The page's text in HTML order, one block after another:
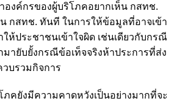
องค์กรของผู้บริโภคอยากเห็น กสทช.
กสทช. ทันที ในการให้ข้อมูลที่อาจเข้า
ห้ประชาชนเข้าใจผิด เช่นเดียวกับกรณี
ายับยั้งกรณีข้อเท็จจริงห้าประการที่ส่ง
บรวมกิจการ
ภคยังมีความคาดหวังเป็นอย่างมากที่จะ